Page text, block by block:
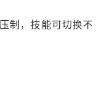
制，技能可切换不